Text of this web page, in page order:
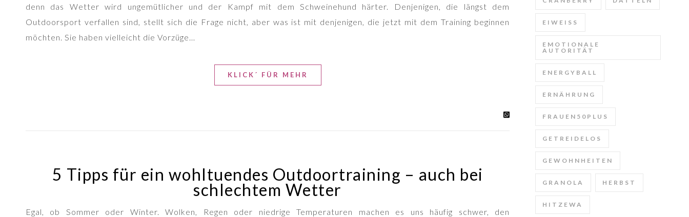
denn das Wetter wird ungemütlicher und der Kampf mit dem Schweinehund härter. Denjenigen, die längst dem
Outdoorsport verfallen sind, stellt sich die Frage nicht, aber was ist mit denjenigen, die jetzt mit dem Training beginnen
möchten. Sie haben vielleicht die Vorzüge…
KLICK´ FÜR MEHR
5 Tipps für ein wohltuendes Outdoortraining – auch bei
schlechtem Wetter
Egal, ob Sommer oder Winter. Wolken, Regen oder niedrige Temperaturen machen es uns häufig schwer, den
EIWEISS
EMOTIONALE
AUTORITÄT
ENERGYBALL
ERNÄHRUNG
FRAUEN50PLUS
GETREIDELOS
GEWOHNHEITEN
GRANOLA HERBST
HITZEWA